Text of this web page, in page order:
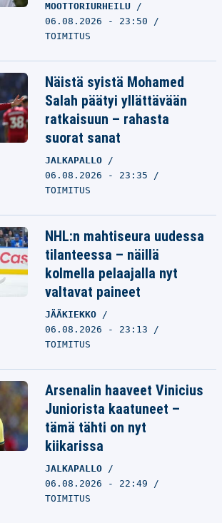
MOOTTORIURHEILU
06.08.2026 - 23:50
TOIMITUS
Näistä syistä Mohamed
Salah päätyi yllättävään
ratkaisuun – rahasta
suorat sanat
JALKAPALLO
06.08.2026 - 23:35
TOIMITUS
NHL:n mahtiseura uudessa
tilanteessa – näillä
kolmella pelaajalla nyt
valtavat paineet
JÄÄKIEKKO
06.08.2026 - 23:13
TOIMITUS
Arsenalin haaveet Vinicius
Juniorista kaatuneet –
tämä tähti on nyt
kiikarissa
JALKAPALLO
06.08.2026 - 22:49
TOIMITUS